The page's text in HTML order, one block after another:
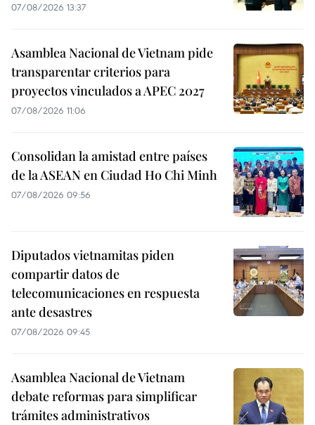
07/08/2026 13:37
Asamblea Nacional de Vietnam pide
transparentar criterios para
proyectos vinculados a APEC 2027
07/08/2026 11:06
Consolidan la amistad entre países
de la ASEAN en Ciudad Ho Chi Minh
07/08/2026 09:56
Diputados vietnamitas piden
compartir datos de
telecomunicaciones en respuesta
ante desastres
07/08/2026 09:45
Asamblea Nacional de Vietnam
debate reformas para simplificar
trámites administrativos